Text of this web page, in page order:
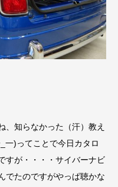
、知らなかった（汗）教え
一)ってことで今日カタロ
すが・・・・サイバーナビ
でたのですがやっぱ聴かな